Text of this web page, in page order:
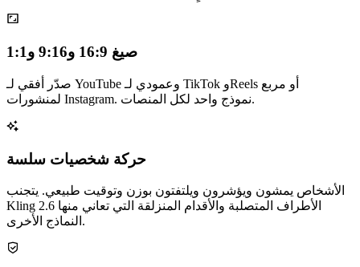
صيغ 16:9 و9:16 و1:1
صدّر أفقي لـ YouTube وعمودي لـ TikTok وReels أو مربع
لمنشورات Instagram. نموذج واحد لكل المنصات.
حركة شخصيات سلسة
الأشخاص يمشون ويؤشرون ويلتفتون بوزن وتوقيت طبيعي. يتجنب
Kling 2.6 الأطراف المتصلبة والأقدام المنزلقة التي تعاني منها
النماذج الأخرى.